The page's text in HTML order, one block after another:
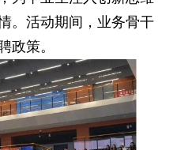
。活动期间，业务骨干
政策。